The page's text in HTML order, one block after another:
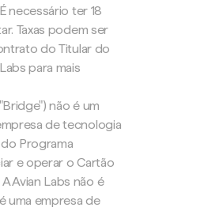
necessário ter 18
Taxas podem ser
do Titular do
para mais
não é um
de tecnologia
Programa
e operar o Cartão
Avian Labs não é
uma empresa de